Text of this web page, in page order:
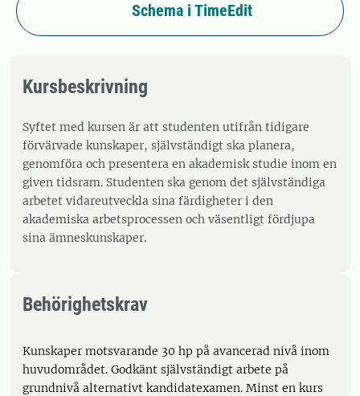
Schema i TimeEdit
Kursbeskrivning
Syftet med kursen är att studenten utifrån tidigare
förvärvade kunskaper, självständigt ska planera,
genomföra och presentera en akademisk studie inom en
given tidsram. Studenten ska genom det självständiga
arbetet vidareutveckla sina färdigheter i den
akademiska arbetsprocessen och väsentligt fördjupa
sina ämneskunskaper.
Behörighetskrav
Kunskaper motsvarande 30 hp på avancerad nivå inom
huvudområdet. Godkänt självständigt arbete på
grundnivå alternativt kandidatexamen. Minst en kurs